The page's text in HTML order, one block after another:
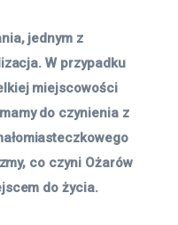
jednym z
W przypadku
miejscowości
do czynienia z
co czyni Ożarów
do życia.